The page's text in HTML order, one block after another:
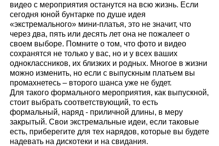
видео с мероприятия останутся на всю жизнь. Если
сегодня юной бунтарке по душе идея
«экстремального» мини-платья, это не значит, что
через два, пять или десять лет она не пожалеет о
своем выборе. Помните о том, что фото и видео
сохранятся не только у вас, но и у всех ваших
одноклассников, их близких и родных. Многое в жизни
можно изменить, но если с выпускным платьем вы
промахнетесь – второго шанса уже не будет.
Для такого формального мероприятия, как выпускной,
стоит выбрать соответствующий, то есть
формальный, наряд - приличной длины, в меру
закрытый. Свои экстремальные идеи, если таковые
есть, приберегите для тех нарядов, которые вы будете
надевать на дискотеки и на свидания.